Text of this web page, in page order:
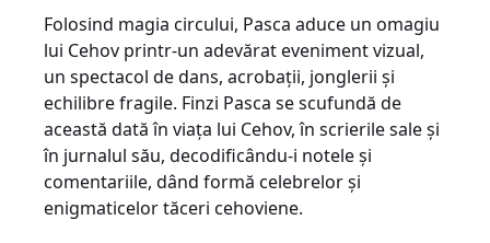
Folosind magia circului, Pasca aduce un omagiu
lui Cehov printr-un adevărat eveniment vizual,
un spectacol de dans, acrobaţii, jonglerii şi
echilibre fragile. Finzi Pasca se scufundă de
această dată în viaţa lui Cehov, în scrierile sale şi
în jurnalul său, decodificându-i notele şi
comentariile, dând formă celebrelor şi
enigmaticelor tăceri cehoviene.